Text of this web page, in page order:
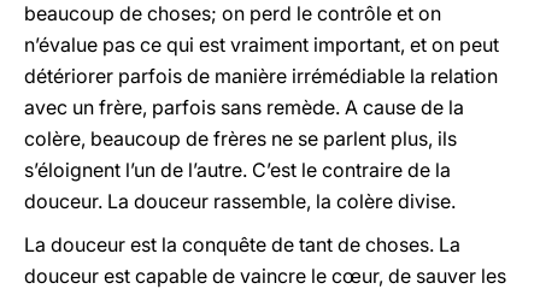
beaucoup de choses; on perd le contrôle et on
n’évalue pas ce qui est vraiment important, et on peut
détériorer parfois de manière irrémédiable la relation
avec un frère, parfois sans remède. A cause de la
colère, beaucoup de frères ne se parlent plus, ils
s’éloignent l’un de l’autre. C’est le contraire de la
douceur. La douceur rassemble, la colère divise.
La douceur est la conquête de tant de choses. La
douceur est capable de vaincre le cœur, de sauver les